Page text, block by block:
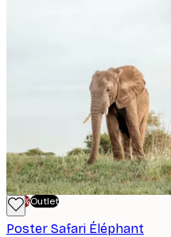
-70%Outlet
Poster Safari Éléphant